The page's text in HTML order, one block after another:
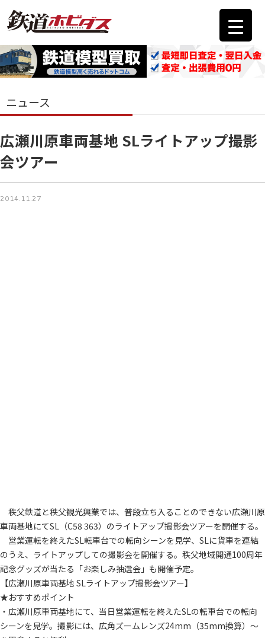
ニュース
広瀬川原車両基地 SLライトアップ撮影
会ツアー
2014.11.27
秩父鉄道と秩父観光興業では、普段立ち入ることのできない広瀬川原
車両基地にてSL（C58 363）のライトアップ撮影会ツアーを開催する。
営業運転を終えたSL転車台での転向シーンを見学、SLに貨車を連結
のうえ、ライトアップしての撮影会を開催する。秩父地域開通100周年
記念グッズが当たる「お楽しみ抽選会」も開催予定。
【広瀬川原車両基地 SLライトアップ撮影会ツアー】
★おすすめポイント
・広瀬川原車両基地にて、当日営業運転を終えたSLの転車台での転向
シーンを見学。撮影には、広角ズームレンズ24mm（35mm換算）～